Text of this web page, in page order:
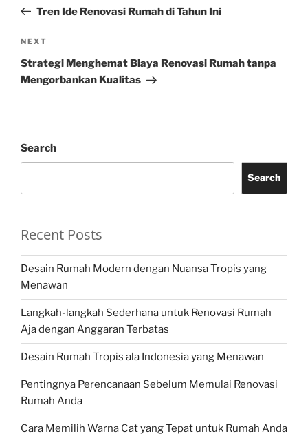
PostTren Ide Renovasi Rumah di Tahun Ini
Next
Post
NEXT
Strategi Menghemat Biaya Renovasi Rumah tanpa
Mengorbankan Kualitas
Search
Search
Recent Posts
Desain Rumah Modern dengan Nuansa Tropis yang
Menawan
Langkah-langkah Sederhana untuk Renovasi Rumah
Aja dengan Anggaran Terbatas
Desain Rumah Tropis ala Indonesia yang Menawan
Pentingnya Perencanaan Sebelum Memulai Renovasi
Rumah Anda
Cara Memilih Warna Cat yang Tepat untuk Rumah Anda